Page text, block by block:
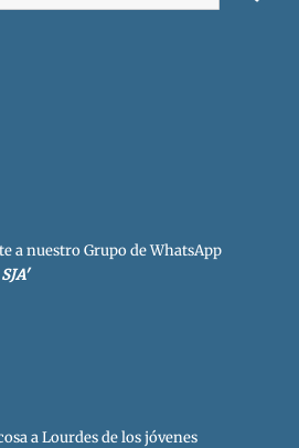
a nuestro Grupo de WhatsApp
a Lourdes de los jóvenes